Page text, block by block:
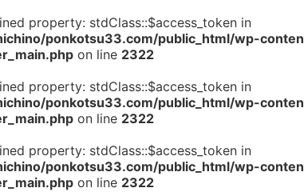
property: stdClass::$access_token in
ponkotsu33.com/public_html/wp-
on line 2322
property: stdClass::$access_token in
ponkotsu33.com/public_html/wp-
on line 2322
property: stdClass::$access_token in
ponkotsu33.com/public_html/wp-
on line 2322